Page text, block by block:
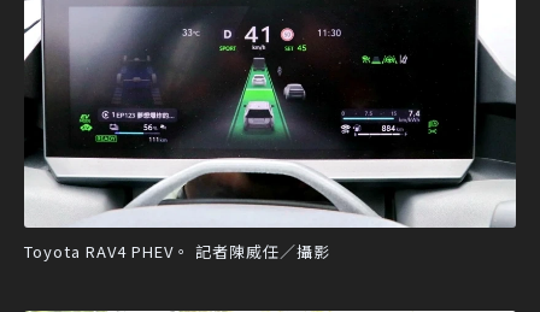
Toyota RAV4 PHEV。 記者陳威任／攝影